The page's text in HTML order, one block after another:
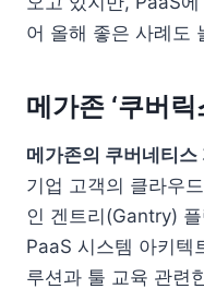
어 올해 좋은 사례도
메가존 ‘쿠버릭
메가존의 쿠버네티
기업 고객의 클라우
인 겐트리(Gantry)
PaaS 시스템 아키텍
루션과 툴 교육 관련